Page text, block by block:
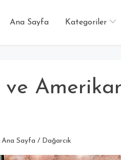
Ana Sayfa Kategoriler
Ana Sayfa / Dağarcık